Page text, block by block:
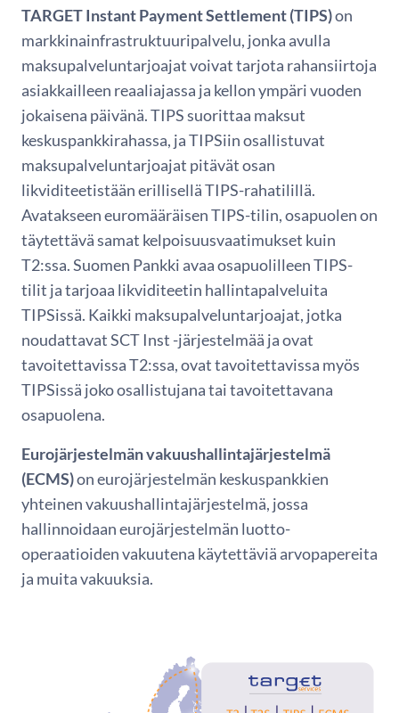
TARGET Instant Payment Settlement (TIPS)on
markkinainfrastruktuuripalvelu, jonka avulla
maksupalveluntarjoajat voivat tarjota rahansiirtoja
asiakkailleen reaaliajassa ja kellon ympäri vuoden
jokaisena päivänä. TIPS suorittaa maksut
keskuspankkirahassa, ja TIPSiin osallistuvat
maksupalveluntarjoajat pitävät osan
likviditeetistään erillisellä TIPS-rahatilillä.
Avatakseen euromääräisen TIPS-tilin, osapuolen on
täytettävä samat kelpoisuusvaatimukset kuin
T2:ssa. Suomen Pankki avaa osapuolilleen TIPS-
tilit ja tarjoaa likviditeetin hallintapalveluita
TIPSissä. Kaikki maksupalveluntarjoajat, jotka
noudattavat SCT Inst -järjestelmää ja ovat
tavoitettavissa T2:ssa, ovat tavoitettavissa myös
TIPSissä joko osallistujana tai tavoitettavana
osapuolena.
Eurojärjestelmän vakuushallintajärjestelmä
(ECMS)on eurojärjestelmän keskuspankkien
yhteinen vakuushallintajärjestelmä, jossa
hallinnoidaan eurojärjestelmän luotto-
operaatioiden vakuutena käytettäviä arvopapereita
ja muita vakuuksia.